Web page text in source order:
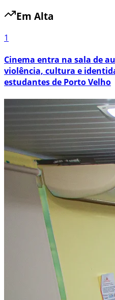
Em Alta
1
Cinema entra na sala de
violência, cultura e
estudantes de Porto Velho